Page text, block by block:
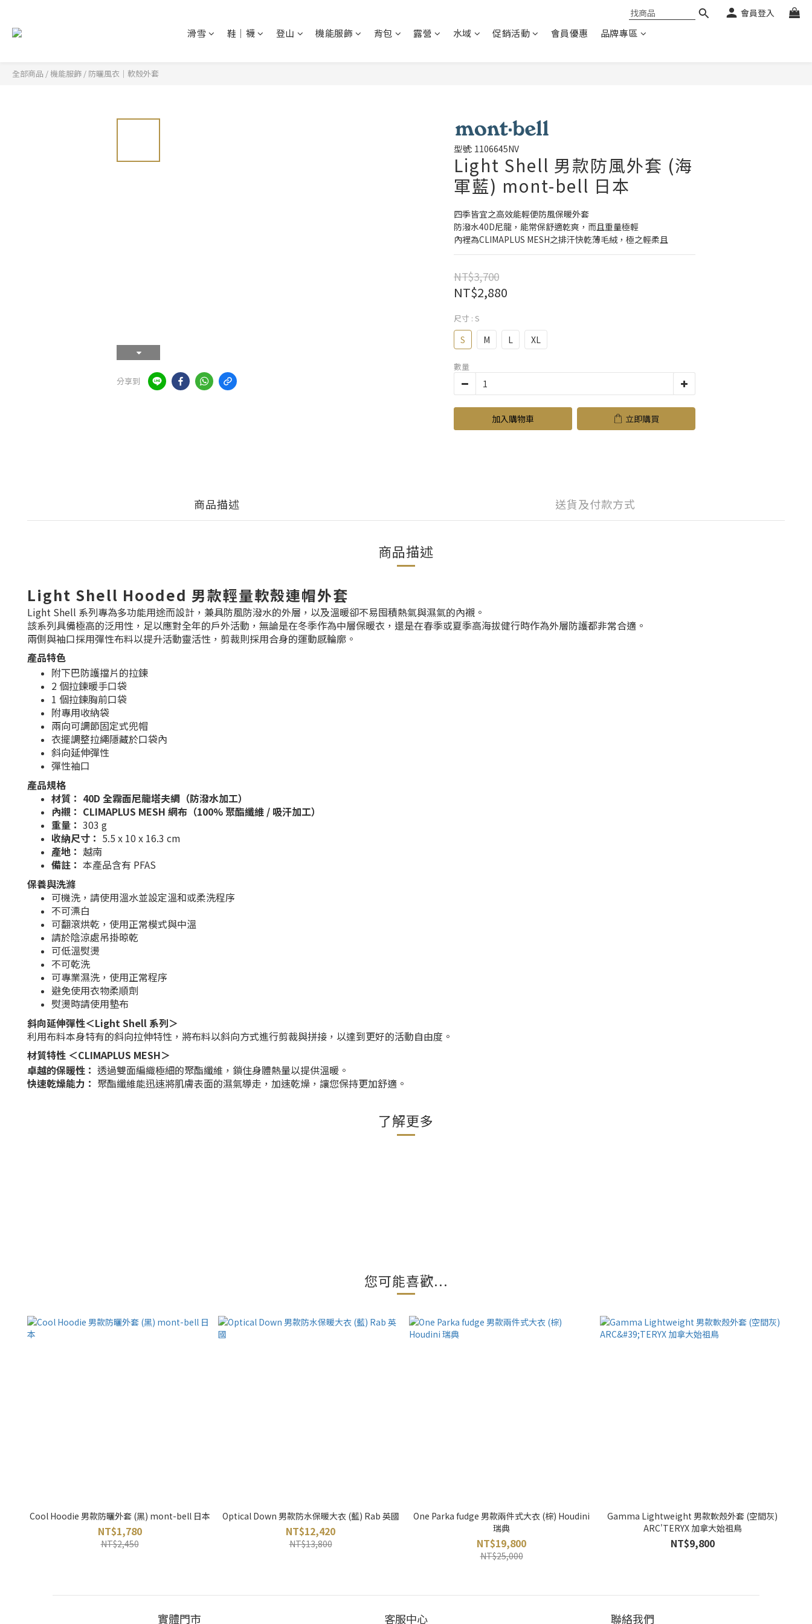
會員登入
滑雪 鞋│襪 登山 機能服飾 背包 露營 水域 促銷活動 會員優惠 品牌專區
全部商品 /機能服飾 / 防曬風衣│軟殼外套
分享到
型號: 1106645NV
Light Shell 男款防風外套 (海
軍藍) mont-bell 日本
四季皆宜之高效能輕便防風保暖外套
防潑水40D尼龍，能常保舒適乾爽，而且重量極輕
內裡為CLIMAPLUS MESH之排汗快乾薄毛絨，極之輕柔且
NT$3,700
NT$2,880
尺寸 : S
S M L XL
數量
加入購物車 立即購買
商品描述 送貨及付款方式
商品描述
Light Shell Hooded 男款輕量軟殼連帽外套
Light Shell 系列專為多功能用途而設計，兼具防風防潑水的外層，以及溫暖卻不易囤積熱氣與濕氣的內襯。
該系列具備極高的泛用性，足以應對全年的戶外活動，無論是在冬季作為中層保暖衣，還是在春季或夏季高海拔健行時作為外層防護都非常合適。
兩側與袖口採用彈性布料以提升活動靈活性，剪裁則採用合身的運動感輪廓。
產品特色
附下巴防護擋片的拉鍊
2 個拉鍊暖手口袋
1 個拉鍊胸前口袋
附專用收納袋
兩向可調節固定式兜帽
衣擺調整拉繩隱藏於口袋內
斜向延伸彈性
彈性袖口
產品規格
材質： 40D 全霧面尼龍塔夫綢（防潑水加工）
內襯： CLIMAPLUS MESH 網布（100% 聚酯纖維 / 吸汗加工）
重量： 303 g
收納尺寸： 5.5 x 10 x 16.3 cm
產地： 越南
備註： 本產品含有 PFAS
保養與洗滌
可機洗，請使用溫水並設定溫和或柔洗程序
不可漂白
可翻滾烘乾，使用正常模式與中溫
請於陰涼處吊掛晾乾
可低溫熨燙
不可乾洗
可專業濕洗，使用正常程序
避免使用衣物柔順劑
熨燙時請使用墊布
斜向延伸彈性＜Light Shell 系列＞
利用布料本身特有的斜向拉伸特性，將布料以斜向方式進行剪裁與拼接，以達到更好的活動自由度。
材質特性 ＜CLIMAPLUS MESH＞
卓越的保暖性： 透過雙面編織極細的聚酯纖維，鎖住身體熱量以提供溫暖。
快速乾燥能力： 聚酯纖維能迅速將肌膚表面的濕氣導走，加速乾燥，讓您保持更加舒適。
了解更多
您可能喜歡...
Cool Hoodie 男款防曬外套 (黑) mont-bell 日本
NT$1,780
NT$2,450
Optical Down 男款防水保暖大衣 (藍) Rab 英國
NT$12,420
NT$13,800
One Parka fudge 男款兩件式大衣 (棕) Houdini
瑞典
NT$19,800
NT$25,000
Gamma Lightweight 男款軟殼外套 (空間灰)
ARC'TERYX 加拿大始祖鳥
NT$9,800
實體門市 客服中心 聯絡我們